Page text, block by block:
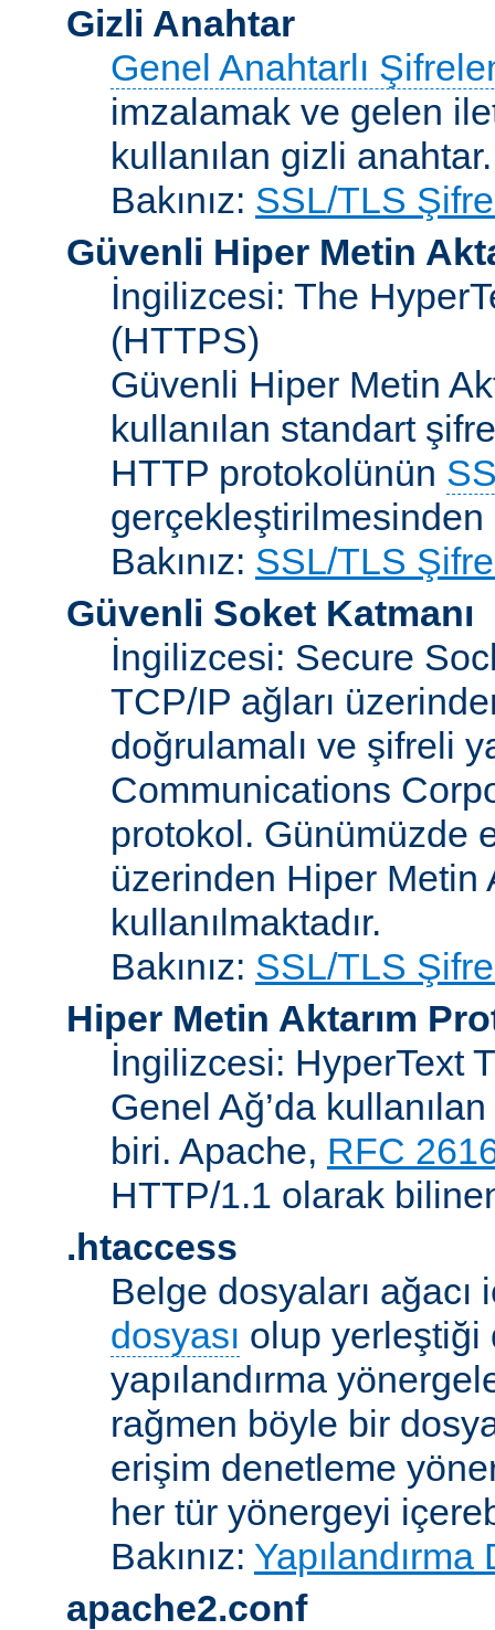
Gizli Anahtar
Genel Anahtarlı
imzalamak ve gelen
kullanılan gizli anahtar.
Bakınız: SSL/TLS
Güvenli Hiper Metin
İngilizcesi: The
(HTTPS)
Güvenli Hiper Metin
kullanılan standart
HTTP protokolünün
Bakınız: SSL/TLS
Güvenli Soket Katmanı
İngilizcesi: Secure
TCP/IP ağları
doğrulamalı ve şifreli
Communications
protokol. Günümüzde
üzerinden Hiper Metin
kullanılmaktadır.
Bakınız: SSL/TLS
Hiper Metin Aktarım
İngilizcesi: HyperText
Genel Ağ’da
biri. Apache, RFC
HTTP/1.1 olarak
.htaccess
Belge dosyaları
dosyası olup yerleştiği
yapılandırma
rağmen böyle bir
erişim denetleme
her tür yönergeyi
Bakınız: Yapılandırma
apache2.conf